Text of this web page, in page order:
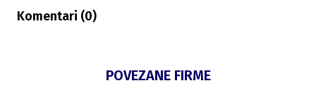
Komentari (0)
POVEZANE FIRME